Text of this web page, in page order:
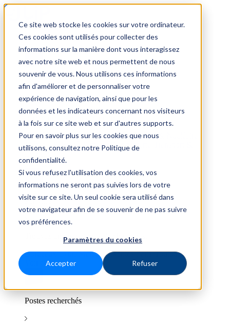
Ce site web stocke les cookies sur votre ordinateur.
Ces cookies sont utilisés pour collecter des
informations sur la manière dont vous interagissez
avec notre site web et nous permettent de nous
souvenir de vous. Nous utilisons ces informations
afin d'améliorer et de personnaliser votre
expérience de navigation, ainsi que pour les
données et les indicateurs concernant nos visiteurs
à la fois sur ce site web et sur d'autres supports.
Pour en savoir plus sur les cookies que nous
utilisons, consultez notre Politique de
confidentialité.
Si vous refusez l'utilisation des cookies, vos
informations ne seront pas suivies lors de votre
visite sur ce site. Un seul cookie sera utilisé dans
votre navigateur afin de se souvenir de ne pas suivre
vos préférences.
Paramètres du cookies
Accepter Refuser
Trouver un emploi
Par secteur
BTP Hôtellerie & Restauration Industrie & Nucléaire
Médical & Santé
Tertiaire & Ingénierie
Logistique
Voir tout
Par ville
Trouvez un emploi près de chez vous.
Bordeaux Lyon Marseille Nantes Paris Toulouse
Voir tout
Postes recherchés